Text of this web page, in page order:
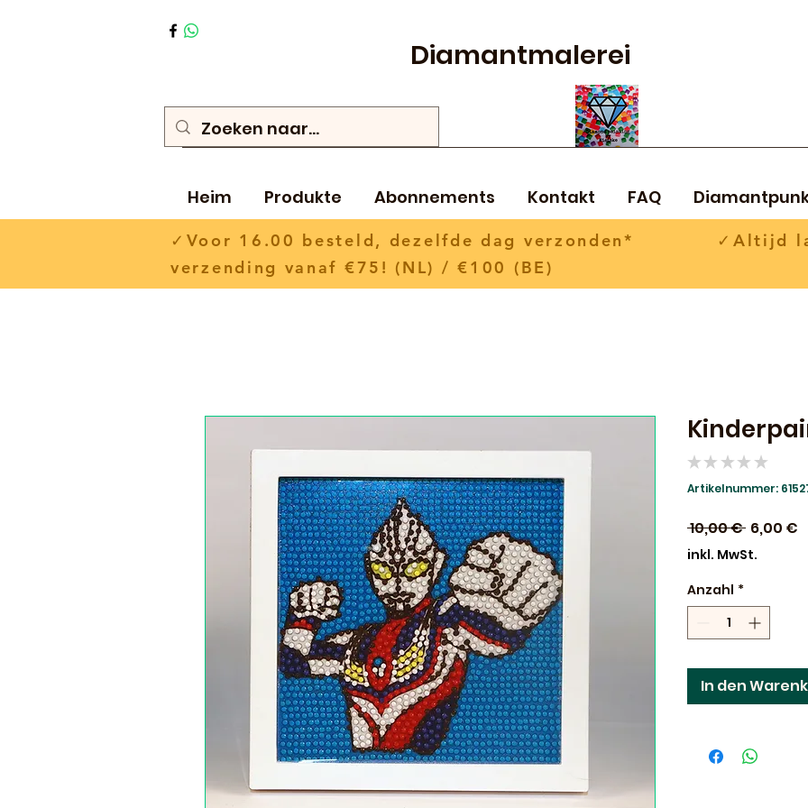
Diamantmalerei
Heim Produkte Abonnements Kontakt FAQ
✓Voor 16.00 besteld, dezelfde dag verzonden* ✓Altijd
verzending vanaf €75! (NL) / €100 (BE)
★ ★ ★ ★ ★
Artikelnummer:
10,00 € 6,00 €
inkl. MwSt.
Anzahl *
In den